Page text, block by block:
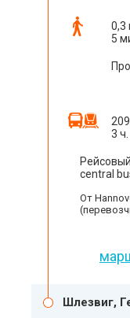
0,3
5
3
central
От
Шлезвиг,